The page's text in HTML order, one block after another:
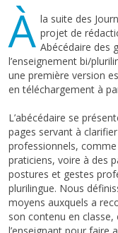
À la suite des
projet de
Abécédaire des
l’enseignement bi/
une première version
en téléchargement à
L’abécédaire se
pages servant à
professionnels,
praticiens, voire à des
postures et gestes
plurilingue. Nous
moyens auxquels a
son contenu en